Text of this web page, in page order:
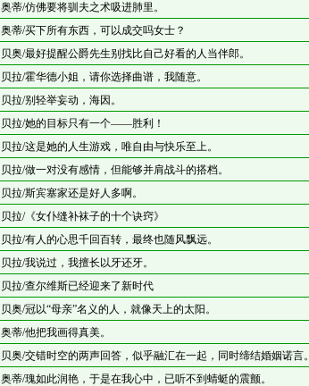
奥蒂/仿佛要将驯夫之术吸进肺里。
奥蒂/买下所有东西，可以成交吗女士？
贝奥/最好提醒公爵先生别找比自己好看的人当伴郎。
贝拉/霍华德小姐，请你选择曲谱，我随意。
贝拉/别轻举妄动，海因。
贝拉/她的目标只有一个——胜利！
贝拉/这是她的人生游戏，唯自由与快乐至上。
贝拉/做一对没有感情，但能够并肩战斗的搭档。
贝拉/斯宾塞家还是好人多啊。
贝拉/《女仆缝补袜子的十个诀窍》
贝拉/有人的心思千回百转，最终也随风飘远。
贝拉/我说过，我擅长以牙还牙。
贝拉/查尔维斯已经迎来了新时代
贝奥/冠以“母亲”名义的人，就像天上的太阳。
奥蒂/他把我画得真美。
贝奥/交错时空的两声回答，似乎融汇在一起，同时缔结婚姻诺言。
奥蒂/瑰如此润艳，于是在我心中，已听不到蜻蜓的震颤。